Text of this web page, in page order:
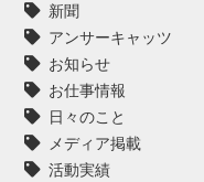
新聞
アンサーキャッツ
お知らせ
お仕事情報
日々のこと
メディア掲載
活動実績